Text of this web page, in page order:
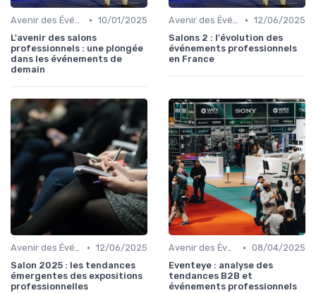
Avenir des Événements B2B • 10/01/2025
L'avenir des salons
professionnels : une plongée
dans les événements de
demain
Avenir des Événements B2B • 12/06/2025
Salons 2 : l'évolution des
événements professionnels
en France
Avenir des Événements B2B • 12/06/2025
Salon 2025 : les tendances
émergentes des expositions
professionnelles
Avenir des Événements B2B • 08/04/2025
Eventeye : analyse des
tendances B2B et
événements professionnels